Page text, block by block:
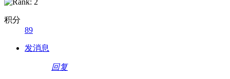
积分
89
发消息
回复